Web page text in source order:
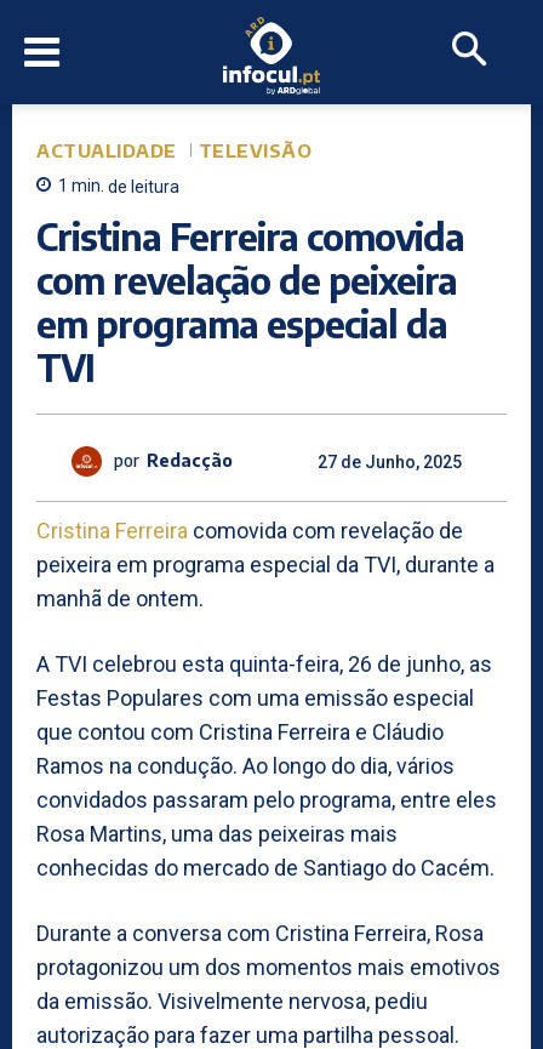
ACTUALIDADE TELEVISÃO
1 min. de leitura
Cristina Ferreira comovida
com revelação de peixeira
em programa especial da
TVI
por Redacção 27 de Junho, 2025
Cristina Ferreira comovida com revelação de
peixeira em programa especial da TVI, durante a
manhã de ontem.
A TVI celebrou esta quinta-feira, 26 de junho, as
Festas Populares com uma emissão especial
que contou com Cristina Ferreira e Cláudio
Ramos na condução. Ao longo do dia, vários
convidados passaram pelo programa, entre eles
Rosa Martins, uma das peixeiras mais
conhecidas do mercado de Santiago do Cacém.
Durante a conversa com Cristina Ferreira, Rosa
protagonizou um dos momentos mais emotivos
da emissão. Visivelmente nervosa, pediu
autorização para fazer uma partilha pessoal.